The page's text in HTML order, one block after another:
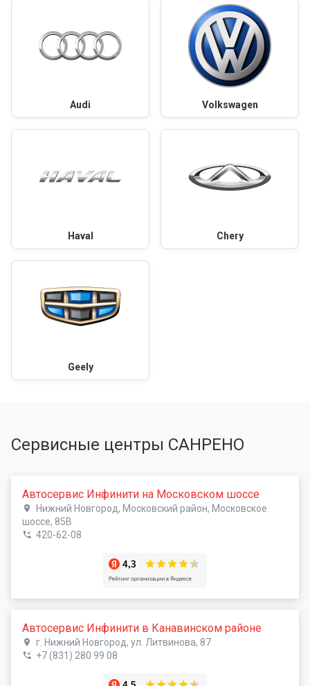
Audi Volkswagen
Haval Chery
Geely
Сервисные центры САНРЕНО
Автосервис Инфинити на Московском шоссе
Нижний Новгород, Московский район, Московское
шоссе, 85В
420-62-08
Автосервис Инфинити в Канавинском районе
г. Нижний Новгород, ул. Литвинова, 87
+7 (831) 280 99 08